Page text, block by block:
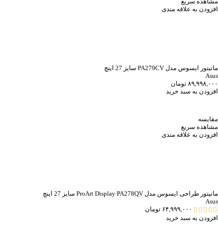
افزودن به علاقه مندی
مانیتور ایسوس مدل PA279CV سایز 27 اینچ
Asus
۸۹,۹۹۸,۰۰۰ تومان
افزودن به سبد خرید
مقایسه
مشاهده سریع
افزودن به علاقه مندی
مانیتور طراحی ایسوس مدل ProArt Display PA278QV سایز 27 اینچ
Asus
۶۴,۹۹۹,۰۰۰ تومان
افزودن به سبد خرید